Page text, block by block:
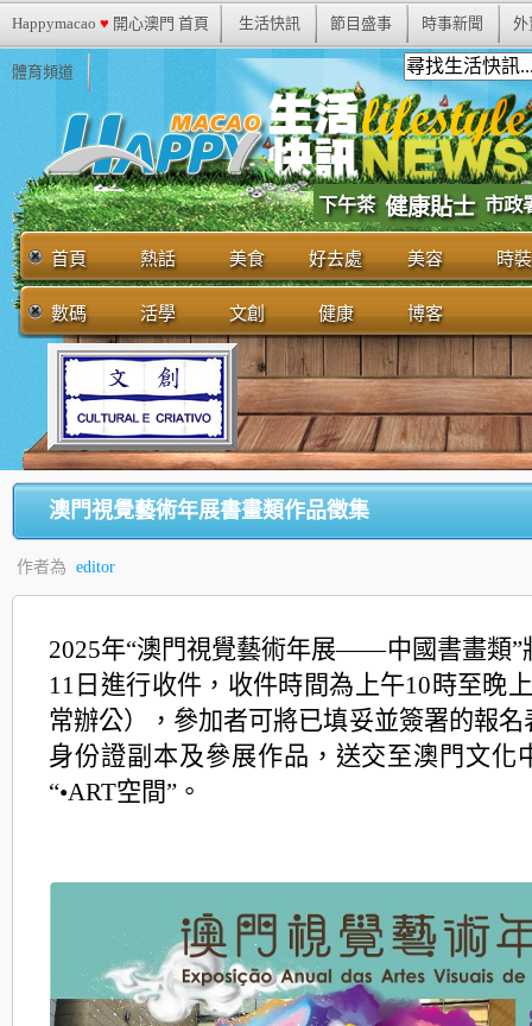
Happymacao ♥ 開心澳門 首頁 生活快訊 節目盛事 時事新聞 外
體育頻道
下午茶 健康貼士 市政
首頁 熱話 美食 好去處 美容 時裝
數碼 活學 文創 健康 博客
澳門視覺藝術年展書畫類作品徵集
作者為 editor
2025年“澳門視覺藝術年展——中國書畫類”
11日進行收件，收件時間為上午10時至晚
常辦公），參加者可將已填妥並簽署的報名
身份證副本及參展作品，送交至澳門文化
“•ART空間”。